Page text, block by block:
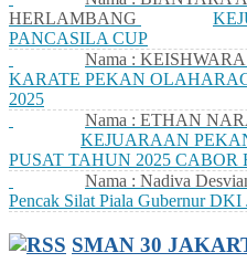
HERLAMBANG
PANCASILA CUP
Nama : KEISHWARA
KARATE PEKAN
2025
Nama : ETHAN
KEJUARAAN
PUSAT TAHUN 2025 CABOR
Nama : Nadiva
Pencak Silat Piala Gubernur DKI
SMAN 30